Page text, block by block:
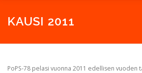
ETUSIVU
KAUSI 2011
PoPS-78 pelasi vuonna 2011 edellisen vuoden